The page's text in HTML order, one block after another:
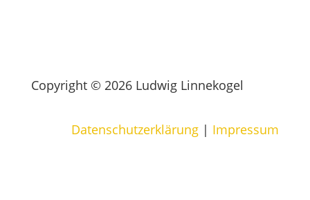
Copyright © 2026 Ludwig Linnekogel
Datenschutzerklärung | Impressum